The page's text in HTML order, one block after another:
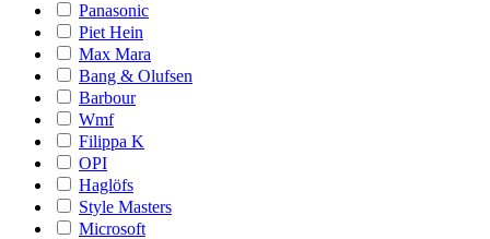
Panasonic
Piet Hein
Max Mara
Bang & Olufsen
Barbour
Wmf
Filippa K
OPI
Haglöfs
Style Masters
Microsoft